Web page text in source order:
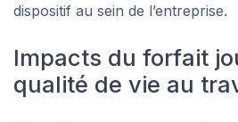
dispositif au sein de l’entreprise.
Impacts du forfait
qualité de vie au